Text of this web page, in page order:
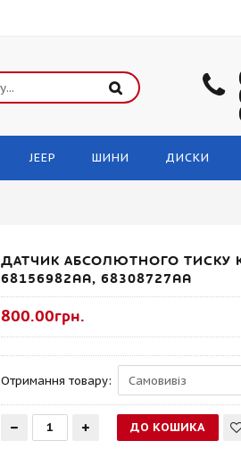
JEEP ШИНИ ДИСКИ
ДАТЧИК АБСОЛЮТНОГО ТИСКУ
68156982AA, 68308727AA
800.00грн.
Отримання товару: